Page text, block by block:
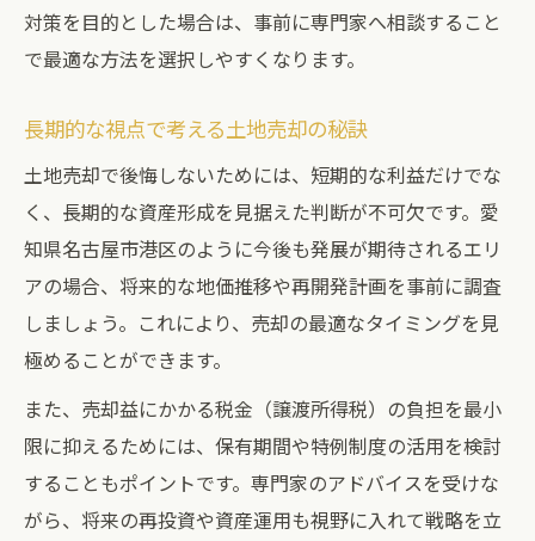
対策を目的とした場合は、事前に専門家へ相談すること
で最適な方法を選択しやすくなります。
長期的な視点で考える土地売却の秘訣
土地売却で後悔しないためには、短期的な利益だけでな
く、長期的な資産形成を見据えた判断が不可欠です。愛
知県名古屋市港区のように今後も発展が期待されるエリ
アの場合、将来的な地価推移や再開発計画を事前に調査
しましょう。これにより、売却の最適なタイミングを見
極めることができます。
また、売却益にかかる税金（譲渡所得税）の負担を最小
限に抑えるためには、保有期間や特例制度の活用を検討
することもポイントです。専門家のアドバイスを受けな
がら、将来の再投資や資産運用も視野に入れて戦略を立